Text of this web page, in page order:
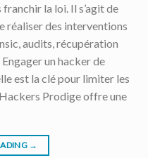
la loi. Il s’agit de
réaliser des interventions
audits, récupération
un hacker de
est la clé pour limiter les
Prodige offre une
→